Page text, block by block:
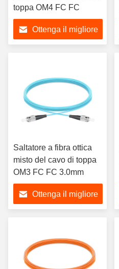
toppa OM4 FC FC
Ottenga il migliore
Saltatore a fibra ottica
misto del cavo di toppa
OM3 FC FC 3.0mm
Ottenga il migliore